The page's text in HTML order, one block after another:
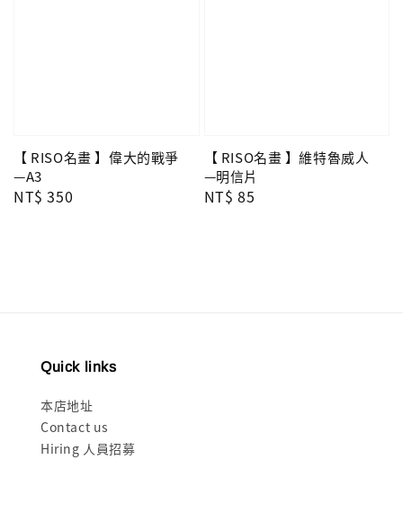
【 RISO名畫 】偉大的戰爭
—A3
Regular
NT$ 350
【 RISO名畫 】維特魯威人
—明信片
Regular
NT$ 85
Quick links
本店地址
Contact us
Hiring 人員招募